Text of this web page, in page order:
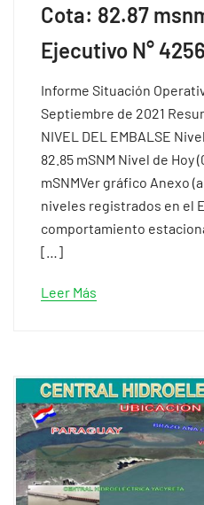
Cota: 82.87
Ejecutivo N°
Informe Situación
Septiembre de 2021
NIVEL DEL EMBALSE
82.85 mSNM Nivel de Hoy
mSNMVer gráfico Anexo
niveles registrados en el
comportamiento
[…]
Leer Más